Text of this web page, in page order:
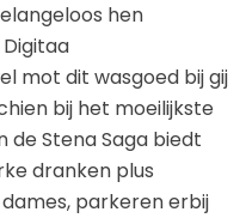
hen
mot dit wasgoed bij gij
bij het moeilijkste
de Stena Saga biedt
dranken plus
parkeren erbij